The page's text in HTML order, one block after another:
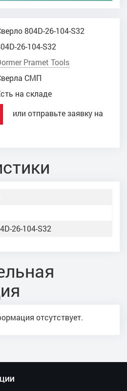
804D-26-104-S32
26-104-S32
Pramet Tools
СМП
на складе
или отправьте заявку на
26-104-S32
отсутствует.